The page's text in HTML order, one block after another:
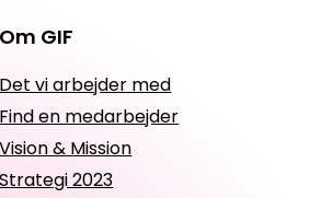
Om GIF
Det vi arbejder med
Find en medarbejder
Vision & Mission
Strategi 2023